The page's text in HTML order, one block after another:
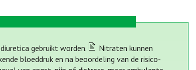
gebruikt worden.
Nitraten kunnen
bloeddruk en na beoordeling van de risico-